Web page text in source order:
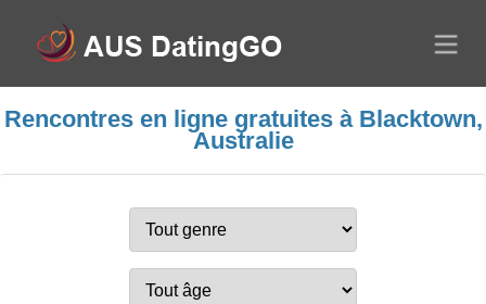
Rencontres en ligne gratuites à Blacktown,
Australie